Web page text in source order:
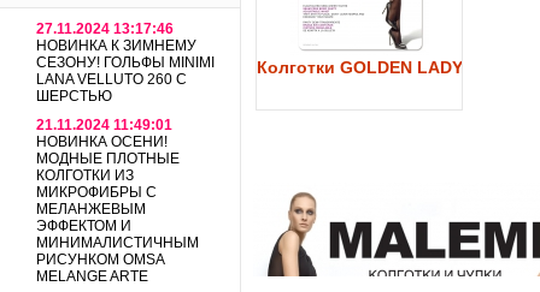
27.11.2024 13:17:46
НОВИНКА К ЗИМНЕМУ
СЕЗОНУ! ГОЛЬФЫ MINIMI
LANA VELLUTO 260 С
ШЕРСТЬЮ
21.11.2024 11:49:01
НОВИНКА ОСЕНИ!
МОДНЫЕ ПЛОТНЫЕ
КОЛГОТКИ ИЗ
МИКРОФИБРЫ С
МЕЛАНЖЕВЫМ
ЭФФЕКТОМ И
МИНИМАЛИСТИЧНЫМ
РИСУНКОМ OMSA
MELANGE ARTE
Колготки GOLDEN LADY My